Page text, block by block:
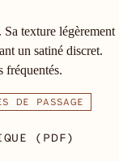
texture légèrement
un satiné discret.
fréquentés.
DE PASSAGE
(PDF)